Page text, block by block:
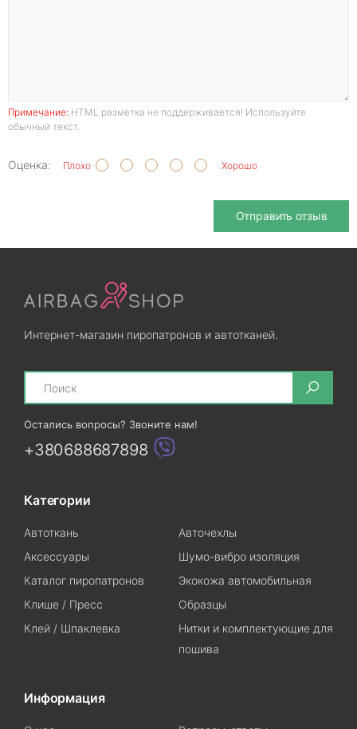
Примечание: HTML разметка не поддерживается! Используйте
обычный текст.
Оценка: Плохо Хорошо
Отправить отзыв
Интернет-магазин пиропатронов и автотканей.
Search
Остались вопросы? Звоните нам!
+380688687898
Категории
Автоткань
Авточехлы
Аксессуары
Шумо-вибро изоляция
Каталог пиропатронов
Экокожа автомобильная
Клише / Пресс
Образцы
Клей / Шпаклевка
Нитки и комплектующие для
пошива
Информация